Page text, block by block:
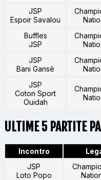
JSP
Espoir Savalou
Buffles
JSP
JSP
Bani Gansè
JSP
Coton Sport
Ouidah
ULTIME 5 PARTITE
Incontro
JSP
Loto Popo